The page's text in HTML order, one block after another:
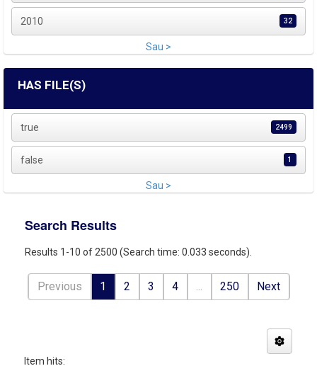
2010 32
Sau >
HAS FILE(S)
true 2499
false 1
Sau >
Search Results
Results 1-10 of 2500 (Search time: 0.033 seconds).
Previous 1 2 3 4 ... 250 Next
Item hits: